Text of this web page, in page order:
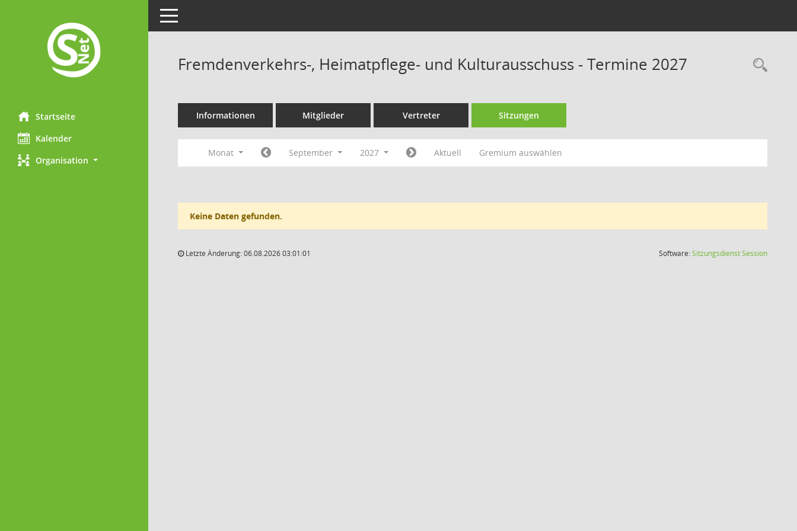
Startseite
Kalender
Organisation
Toggle navigation
Fremdenverkehrs-, Heimatpflege- und Kulturausschuss - Termine 2027
Informationen Mitglieder Vertreter Sitzungen
Monat September 2027 Aktuell Gremium auswählen
Keine Daten gefunden.
Letzte Änderung: 06.08.2026 03:01:01 Software:SitzungsdienstSession(Wird in